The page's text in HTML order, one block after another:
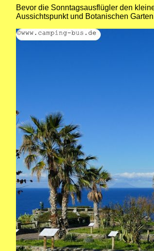
Bevor die Sonntagsausflügler den
Aussichtspunkt und Botanischen